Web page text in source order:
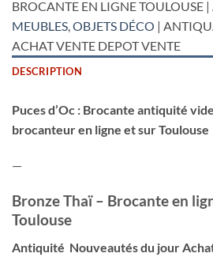
BROCANTE EN LIGNE TOULOUSE
MEUBLES OBJETS DÉCO |
ACHAT VENTE DEPOT VENTE
DESCRIPTION
Puces d’Oc : Brocante antiquité
brocanteur en ligne et sur Toulouse
—
Bronze Thaï – Brocante en
Toulouse
Antiquité Nouveautés du jour